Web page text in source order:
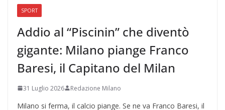
SPORT
Addio al “Piscinin” che diventò
gigante: Milano piange Franco
Baresi, il Capitano del Milan
31 Luglio 2026 Redazione Milano
Milano si ferma, il calcio piange. Se ne va Franco Baresi, il